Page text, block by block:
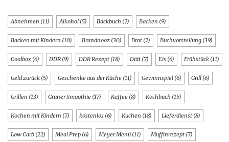
Abnehmen (11) Alkohol (5) Backbuch (7) Backen (9)
Backen mit Kindern (10) Brandnooz (30) Brot (7) Buchvorstellung (39)
Coolbox (6) DDR (9) DDR Rezept (18) Diät (7) Eis (6) Frühstück (11)
Geld zurück (5) Geschenke aus der Küche (11) Gewinnspiel (6) Grill (6)
Grillen (13) Grüner Smoothie (17) Kaffee (8) Kochbuch (15)
Kochen mit Kindern (7) kostenlos (6) Kuchen (18) Lieferdienst (8)
Low Carb (22) Meal Prep (6) Meyer Menü (11) Muffinrezept (7)